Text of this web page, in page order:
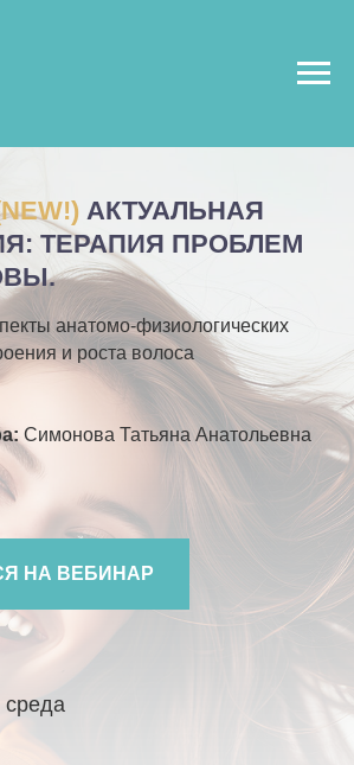
АКТУАЛЬНАЯ
ТЕРАПИЯ ПРОБЛЕМ
анатомо-физиологических
и роста волоса
Симонова Татьяна Анатольевна
НА ВЕБИНАР